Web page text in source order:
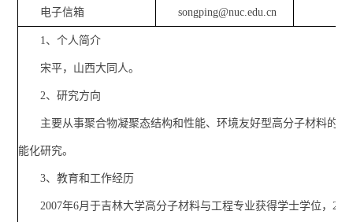
电子信箱 songping@nuc.edu.cn
1、个人简介
宋平，山西大同人。
2、研究方向
主要从事聚合物凝聚态结构和性能、环境友好型高分子材料的高
能化研究。
3、教育和工作经历
2007年6月于吉林大学高分子材料与工程专业获得学士学位，